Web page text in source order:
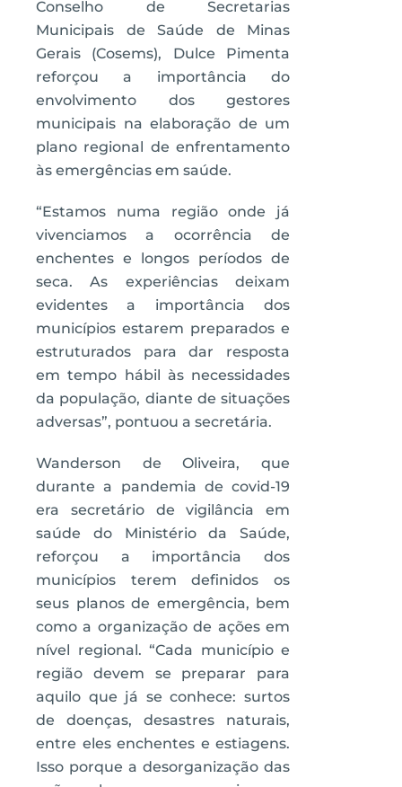
Conselho de Secretarias
Municipais de Saúde de Minas
Gerais (Cosems), Dulce Pimenta
reforçou a importância do
envolvimento dos gestores
municipais na elaboração de um
plano regional de enfrentamento
às emergências em saúde.
“Estamos numa região onde já
vivenciamos a ocorrência de
enchentes e longos períodos de
seca. As experiências deixam
evidentes a importância dos
municípios estarem preparados e
estruturados para dar resposta
em tempo hábil às necessidades
da população, diante de situações
adversas”, pontuou a secretária.
Wanderson de Oliveira, que
durante a pandemia de covid-19
era secretário de vigilância em
saúde do Ministério da Saúde,
reforçou a importância dos
municípios terem definidos os
seus planos de emergência, bem
como a organização de ações em
nível regional. “Cada município e
região devem se preparar para
aquilo que já se conhece: surtos
de doenças, desastres naturais,
entre eles enchentes e estiagens.
Isso porque a desorganização das